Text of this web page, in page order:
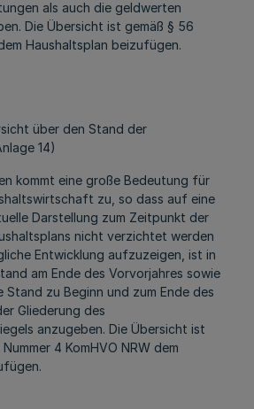
als auch die geldwerten
Die Übersicht ist gemäß § 56
Haushaltsplan beizufügen.
über den Stand der
14)
kommt eine große Bedeutung für
zu, so dass auf eine
Darstellung zum Zeitpunkt der
nicht verzichtet werden
Entwicklung aufzuzeigen, ist in
am Ende des Vorvorjahres sowie
Stand zu Beginn und zum Ende des
Gliederung des
anzugeben. Die Übersicht ist
4 KomHVO NRW dem